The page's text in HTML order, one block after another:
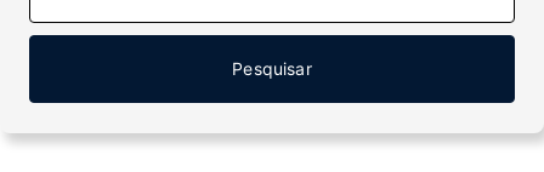
Pesquisar